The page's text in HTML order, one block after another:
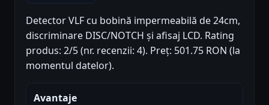
Detector VLF cu bobină impermeabilă de 24cm,
discriminare DISC/NOTCH și afisaj LCD. Rating
produs: 2/5 (nr. recenzii: 4). Preț: 501.75 RON (la
momentul datelor).
Avantaje